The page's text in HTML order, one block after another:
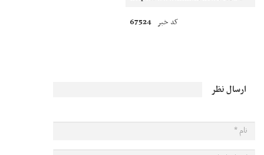
کد خبر 67524
ارسال نظر